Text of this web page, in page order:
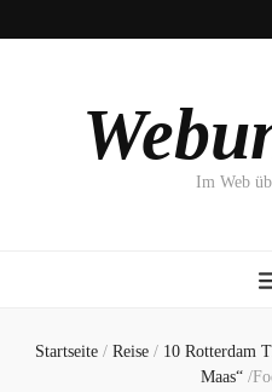
Im Web
Startseite / Reise / 10 Rotterdam
Maas“ /